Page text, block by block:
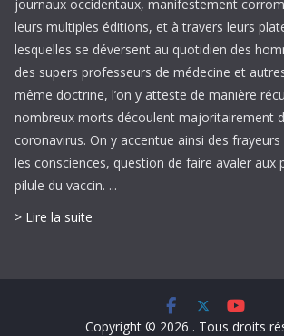
journaux occidentaux, manifestement
leurs multiples éditions, et à travers leurs
lesquelles se déversent au quotidien des
des supers professeurs de médecine et
même doctrine, l’on y atteste de manière
nombreux morts découlent majoritairement
coronavirus. On y accentue ainsi des
les consciences, question de faire avaler aux
pilule du vaccin. ...
> Lire la suite
Copyright © 2026 . Tous droits